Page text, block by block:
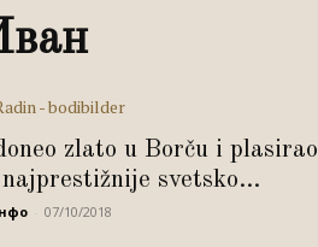
zlato u Borču i plasirao
najprestižnije svetsko...
07/10/2018